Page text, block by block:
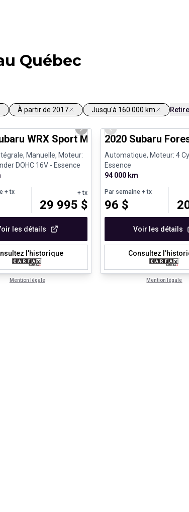
Québec
À partir de 2017 Jusqu'à 160 000 km
1/25
slide Next slide
WRX Sport Manuelle Toit ouvrant
Manuelle, Moteur:
DOHC 16V - Essence
+ tx + tx
29 995 $
les détails
l'historique
Mention légale
Previous slide
2020 Subaru
Automatique, Moteur: 4
Essence
94 000 km
Par semaine+ tx
96 $
Voir les détails
Consultez
Mention légale